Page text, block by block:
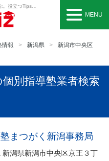
立つTipsも。
MENU
情報 新潟県 新潟市中央区
別指導塾業者検索
まつがく新潟事務局
新潟県新潟市中央区京王３丁